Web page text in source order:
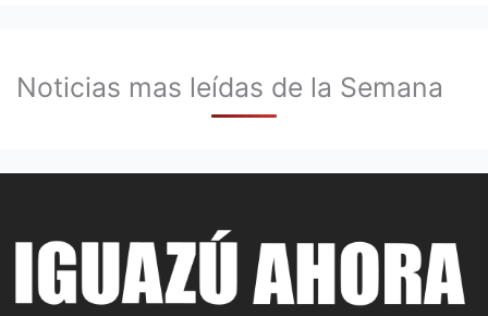
Noticias mas leídas de la Semana